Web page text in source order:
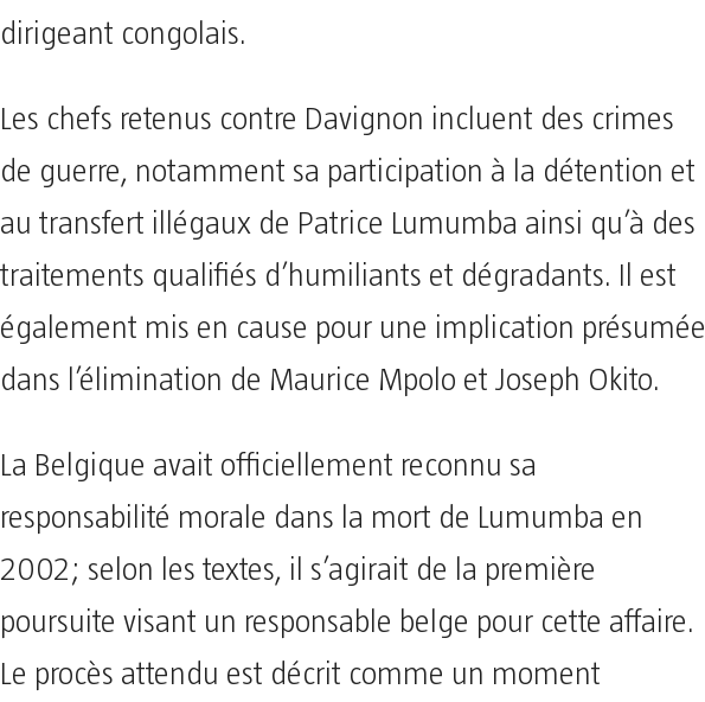
dirigeant congolais.
Les chefs retenus contre Davignon incluent des crimes
de guerre, notamment sa participation à la détention et
au transfert illégaux de Patrice Lumumba ainsi qu’à des
traitements qualifiés d’humiliants et dégradants. Il est
également mis en cause pour une implication présumée
dans l’élimination de Maurice Mpolo et Joseph Okito.
La Belgique avait officiellement reconnu sa
responsabilité morale dans la mort de Lumumba en
2002; selon les textes, il s’agirait de la première
poursuite visant un responsable belge pour cette affaire.
Le procès attendu est décrit comme un moment